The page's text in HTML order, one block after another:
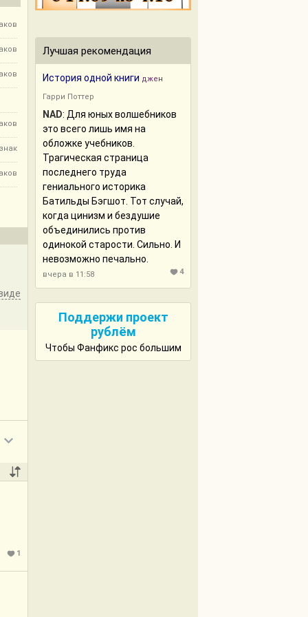
1
Лучшая рекомендация
История одной книги джен
Гарри Поттер
NAD: Для юных волшебников
это всего лишь имя на
обложке учебников.
Трагическая страница
последнего труда
гениального историка
Батильды Бэгшот. Тот случай,
когда цинизм и бездушие
объединились против
одинокой старости. Сильно. И
невозможно печально.
вчера в 11:58 4
Поддержи проект
рублём
Чтобы Фанфикс рос большим